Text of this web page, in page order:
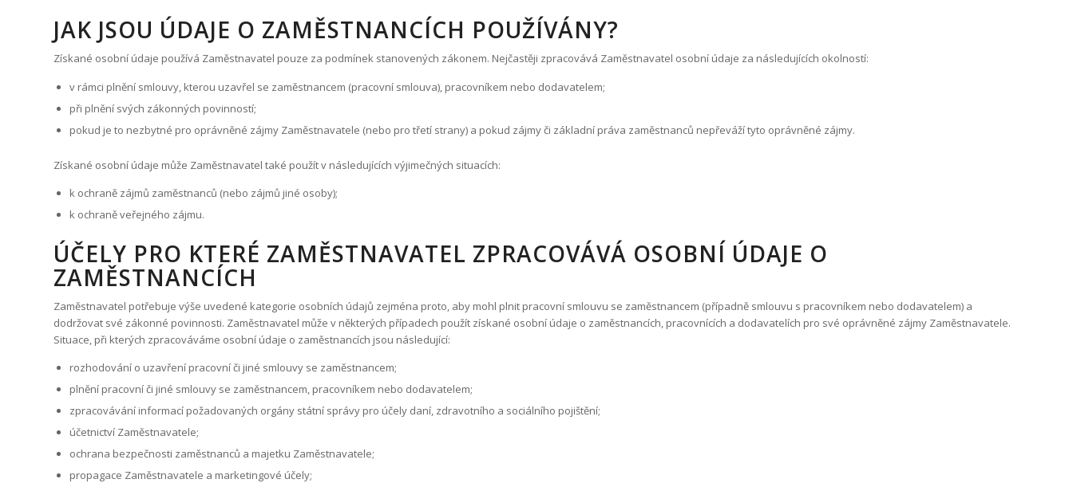
JAK JSOU ÚDAJE O ZAMĚSTNANCÍCH POUŽÍVÁNY?
Získané osobní údaje používá Zaměstnavatel pouze za podmínek stanovených zákonem. Nejčastěji zpracovává Zaměstnavatel osobní údaje za následujících okolností:
v rámci plnění smlouvy, kterou uzavřel se zaměstnancem (pracovní smlouva), pracovníkem nebo dodavatelem;
při plnění svých zákonných povinností;
pokud je to nezbytné pro oprávněné zájmy Zaměstnavatele (nebo pro třetí strany) a pokud zájmy či základní práva zaměstnanců nepřeváží tyto oprávněné zájmy.
Získané osobní údaje může Zaměstnavatel také použít v následujících výjimečných situacích:
k ochraně zájmů zaměstnanců (nebo zájmů jiné osoby);
k ochraně veřejného zájmu.
ÚČELY PRO KTERÉ ZAMĚSTNAVATEL ZPRACOVÁVÁ OSOBNÍ ÚDAJE O
ZAMĚSTNANCÍCH
Zaměstnavatel potřebuje výše uvedené kategorie osobních údajů zejména proto, aby mohl plnit pracovní smlouvu se zaměstnancem (případně smlouvu s pracovníkem nebo dodavatelem) a
dodržovat své zákonné povinnosti. Zaměstnavatel může v některých případech použít získané osobní údaje o zaměstnancích, pracovnících a dodavatelích pro své oprávněné zájmy Zaměstnavatele.
Situace, při kterých zpracováváme osobní údaje o zaměstnancích jsou následující:
rozhodování o uzavření pracovní či jiné smlouvy se zaměstnancem;
plnění pracovní či jiné smlouvy se zaměstnancem, pracovníkem nebo dodavatelem;
zpracovávání informací požadovaných orgány státní správy pro účely daní, zdravotního a sociálního pojištění;
účetnictví Zaměstnavatele;
ochrana bezpečnosti zaměstnanců a majetku Zaměstnavatele;
propagace Zaměstnavatele a marketingové účely;
na webových stránkách,
když je používají. Tyto
údaje pomáhají zlepšit
stránky fungují. Tyto
soubory cookie nelze
použít k přímé
identifikaci určitého
Funkční
cookies
soubory
cookies
používáme k
zapamatování
informací o
webových
stránek, jsou
rozpoznání
vracejících se
webových
stránek, např.
časového